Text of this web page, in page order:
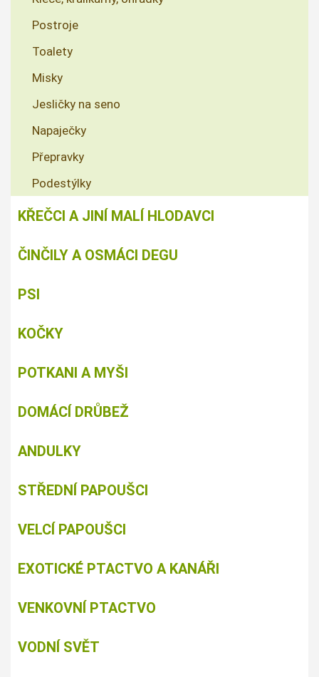
Postroje
Toalety
Misky
Jesličky na seno
Napaječky
Přepravky
Podestýlky
KŘEČCI A JINÍ MALÍ HLODAVCI
ČINČILY A OSMÁCI DEGU
PSI
KOČKY
POTKANI A MYŠI
DOMÁCÍ DRŮBEŽ
ANDULKY
STŘEDNÍ PAPOUŠCI
VELCÍ PAPOUŠCI
EXOTICKÉ PTACTVO A KANÁŘI
VENKOVNÍ PTACTVO
VODNÍ SVĚT